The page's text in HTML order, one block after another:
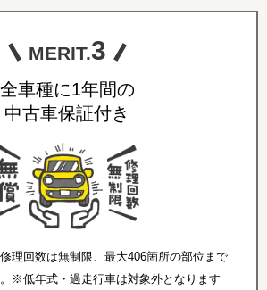
MERIT.3
全車種に1年間の
中古車保証付き
理回数は無制限、最大406箇所の部位まで
※低年式・過走行車は対象外となります